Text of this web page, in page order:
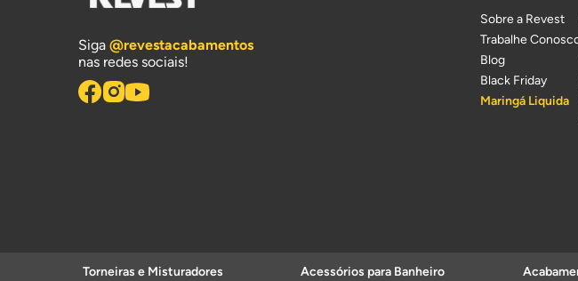
Siga @revestacabamentos
nas redes sociais!
Sobre a Revest
Trabalhe
Blog
Black Friday
Maringá Liquida
Torneiras e Misturadores
Acessórios para Banheiro